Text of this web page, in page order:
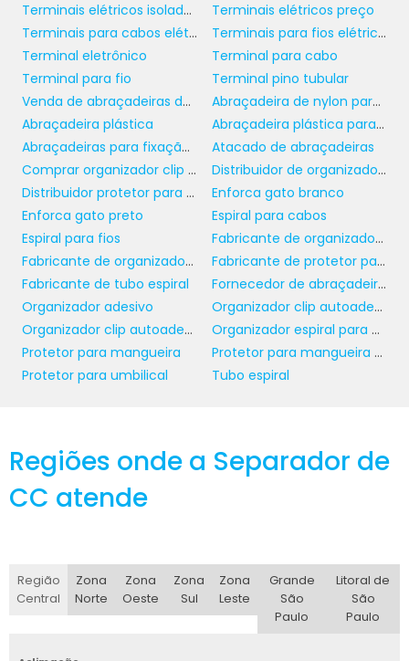
OPÇÕES PERSONALIZADAS
E SOLUÇÕES SOB MEDIDA
Além da variedade de formatos e tamanhos,
muitos fornecedores decanaleta recorte
abertooferecem opções personalizadas
para atender às especificações dos projetos
dos clientes. Esta flexibilidade permite que
empresas tenham acesso a soluções que
atendam exatamente às suas exigências, sem
comprometer a qualidade ou a
funcionalidade do sistema de cabeamento.
A personalização pode incluir recursos como
entradas e saídas adicionais, assim como
diferentes acabamentos que se alinham ao
design interior do ambiente. Dessa forma,
integrando-as perfeitamente aos seus
projetos.
Ao escolher uma canaleta recorte aberto
é importante analisar a confiabilidade do
Terminais elétricos isolados
Terminais elétricos preço
Terminais para cabos elétricos
Terminais para fios elétricos
Terminal eletrônico
Terminal para cabo
Terminal para fio
Terminal pino tubular
Venda de abraçadeiras de plástico
Abraçadeira de nylon para fios e cabos
Abraçadeira plástica
Abraçadeira plástica para eletroduto
Abraçadeiras para fixação de tubos
Atacado de abraçadeiras
Comprar organizador clip auto adesivo
Distribuidor de organizador clip autoadesivo
Distribuidor protetor para mangueira
Enforca gato branco
Enforca gato preto
Espiral para cabos
Espiral para fios
Fabricante de organizador clip autoadesivo
Fabricante de organizador de fios
Fabricante de protetor para mangueira
Fabricante de tubo espiral
Fornecedor de abraçadeira para tubos
Organizador adesivo
Organizador clip autoadesivo
Organizador clip autoadesivo atacado
Organizador espiral para cabos
Protetor para mangueira
Protetor para mangueira mergulho
Protetor para umbilical
Tubo espiral
Regiões onde a Separador de
CC atende
Região
Central
Zona
Norte
Zona
Oeste
Zona
Sul
Zona
Leste
Grande
São
Paulo
Litoral de
São
Paulo